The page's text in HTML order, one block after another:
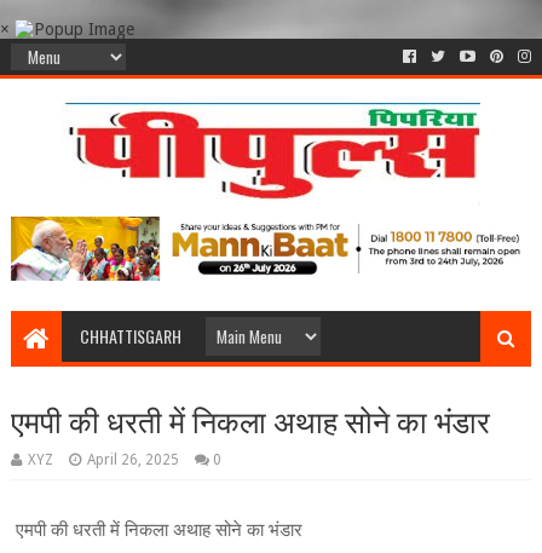
×
CHHATTISGARH
एमपी की धरती में निकला अथाह सोने का भंडार
XYZ April 26, 2025 0
एमपी की धरती में निकला अथाह सोने का भंडार